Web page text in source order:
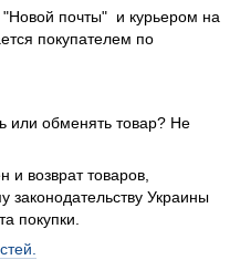
"Новой почты" и курьером на
покупателем по
или обменять товар? Не
и возврат товаров,
законодательству Украины
покупки.